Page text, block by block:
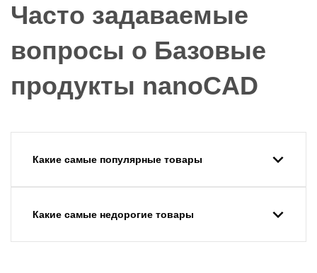
Часто задаваемые
вопросы о Базовые
продукты nanoCAD
Какие самые популярные товары
Какие самые недорогие товары